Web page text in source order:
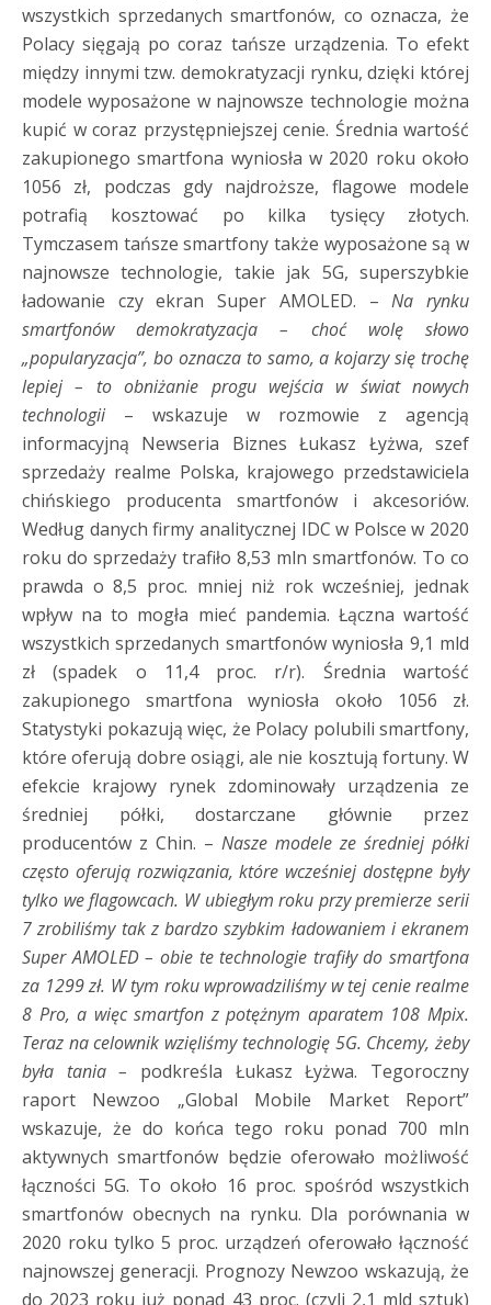
wszystkich sprzedanych smartfonów, co oznacza, że
Polacy sięgają po coraz tańsze urządzenia. To efekt
między innymi tzw. demokratyzacji rynku, dzięki której
modele wyposażone w najnowsze technologie można
kupić w coraz przystępniejszej cenie. Średnia wartość
zakupionego smartfona wyniosła w 2020 roku około
1056 zł, podczas gdy najdroższe, flagowe modele
potrafią kosztować po kilka tysięcy złotych.
Tymczasem tańsze smartfony także wyposażone są w
najnowsze technologie, takie jak 5G, superszybkie
ładowanie czy ekran Super AMOLED. – Na rynku
smartfonów demokratyzacja – choć wolę słowo
„popularyzacja”, bo oznacza to samo, a kojarzy się trochę
lepiej – to obniżanie progu wejścia w świat nowych
technologii – wskazuje w rozmowie z agencją
informacyjną Newseria Biznes Łukasz Łyżwa, szef
sprzedaży realme Polska, krajowego przedstawiciela
chińskiego producenta smartfonów i akcesoriów.
Według danych firmy analitycznej IDC w Polsce w 2020
roku do sprzedaży trafiło 8,53 mln smartfonów. To co
prawda o 8,5 proc. mniej niż rok wcześniej, jednak
wpływ na to mogła mieć pandemia. Łączna wartość
wszystkich sprzedanych smartfonów wyniosła 9,1 mld
zł (spadek o 11,4 proc. r/r). Średnia wartość
zakupionego smartfona wyniosła około 1056 zł.
Statystyki pokazują więc, że Polacy polubili smartfony,
które oferują dobre osiągi, ale nie kosztują fortuny. W
efekcie krajowy rynek zdominowały urządzenia ze
średniej półki, dostarczane głównie przez
producentów z Chin. – Nasze modele ze średniej półki
często oferują rozwiązania, które wcześniej dostępne były
tylko we flagowcach. W ubiegłym roku przy premierze serii
7 zrobiliśmy tak z bardzo szybkim ładowaniem i ekranem
Super AMOLED – obie te technologie trafiły do smartfona
za 1299 zł. W tym roku wprowadziliśmy w tej cenie realme
8 Pro, a więc smartfon z potężnym aparatem 108 Mpix.
Teraz na celownik wzięliśmy technologię 5G. Chcemy, żeby
była tania – podkreśla Łukasz Łyżwa. Tegoroczny
raport Newzoo „Global Mobile Market Report”
wskazuje, że do końca tego roku ponad 700 mln
aktywnych smartfonów będzie oferowało możliwość
łączności 5G. To około 16 proc. spośród wszystkich
smartfonów obecnych na rynku. Dla porównania w
2020 roku tylko 5 proc. urządzeń oferowało łączność
najnowszej generacji. Prognozy Newzoo wskazują, że
do 2023 roku już ponad 43 proc. (czyli 2,1 mld sztuk)